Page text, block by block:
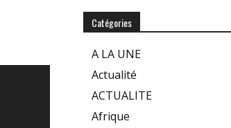
Catégories
A LA UNE
Actualité
ACTUALITE
Afrique